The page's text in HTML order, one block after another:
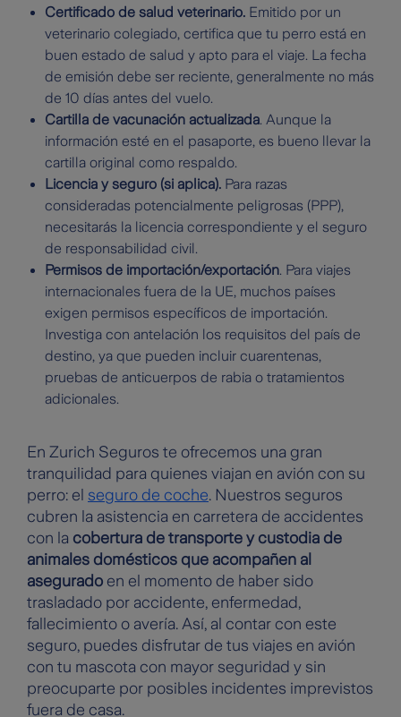
Certificado de salud veterinario. Emitido por un
veterinario colegiado, certifica que tu perro está en
buen estado de salud y apto para el viaje. La fecha
de emisión debe ser reciente, generalmente no más
de 10 días antes del vuelo.
Cartilla de vacunación actualizada. Aunque la
información esté en el pasaporte, es bueno llevar la
cartilla original como respaldo.
Licencia y seguro (si aplica). Para razas
consideradas potencialmente peligrosas (PPP),
necesitarás la licencia correspondiente y el seguro
de responsabilidad civil.
Permisos de importación/exportación. Para viajes
internacionales fuera de la UE, muchos países
exigen permisos específicos de importación.
Investiga con antelación los requisitos del país de
destino, ya que pueden incluir cuarentenas,
pruebas de anticuerpos de rabia o tratamientos
adicionales.
En Zurich Seguros te ofrecemos una gran
tranquilidad para quienes viajan en avión con su
perro: el seguro de coche. Nuestros seguros
cubren la asistencia en carretera de accidentes
con la cobertura de transporte y custodia de
animales domésticos que acompañen al
asegurado en el momento de haber sido
trasladado por accidente, enfermedad,
fallecimiento o avería. Así, al contar con este
seguro, puedes disfrutar de tus viajes en avión
con tu mascota con mayor seguridad y sin
preocuparte por posibles incidentes imprevistos
fuera de casa.